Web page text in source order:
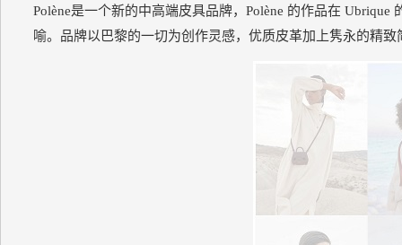
Polène是一个新的中高端皮具品牌，Polène 的作品在
喻。品牌以巴黎的一切为创作灵感，优质皮革加上隽永的精